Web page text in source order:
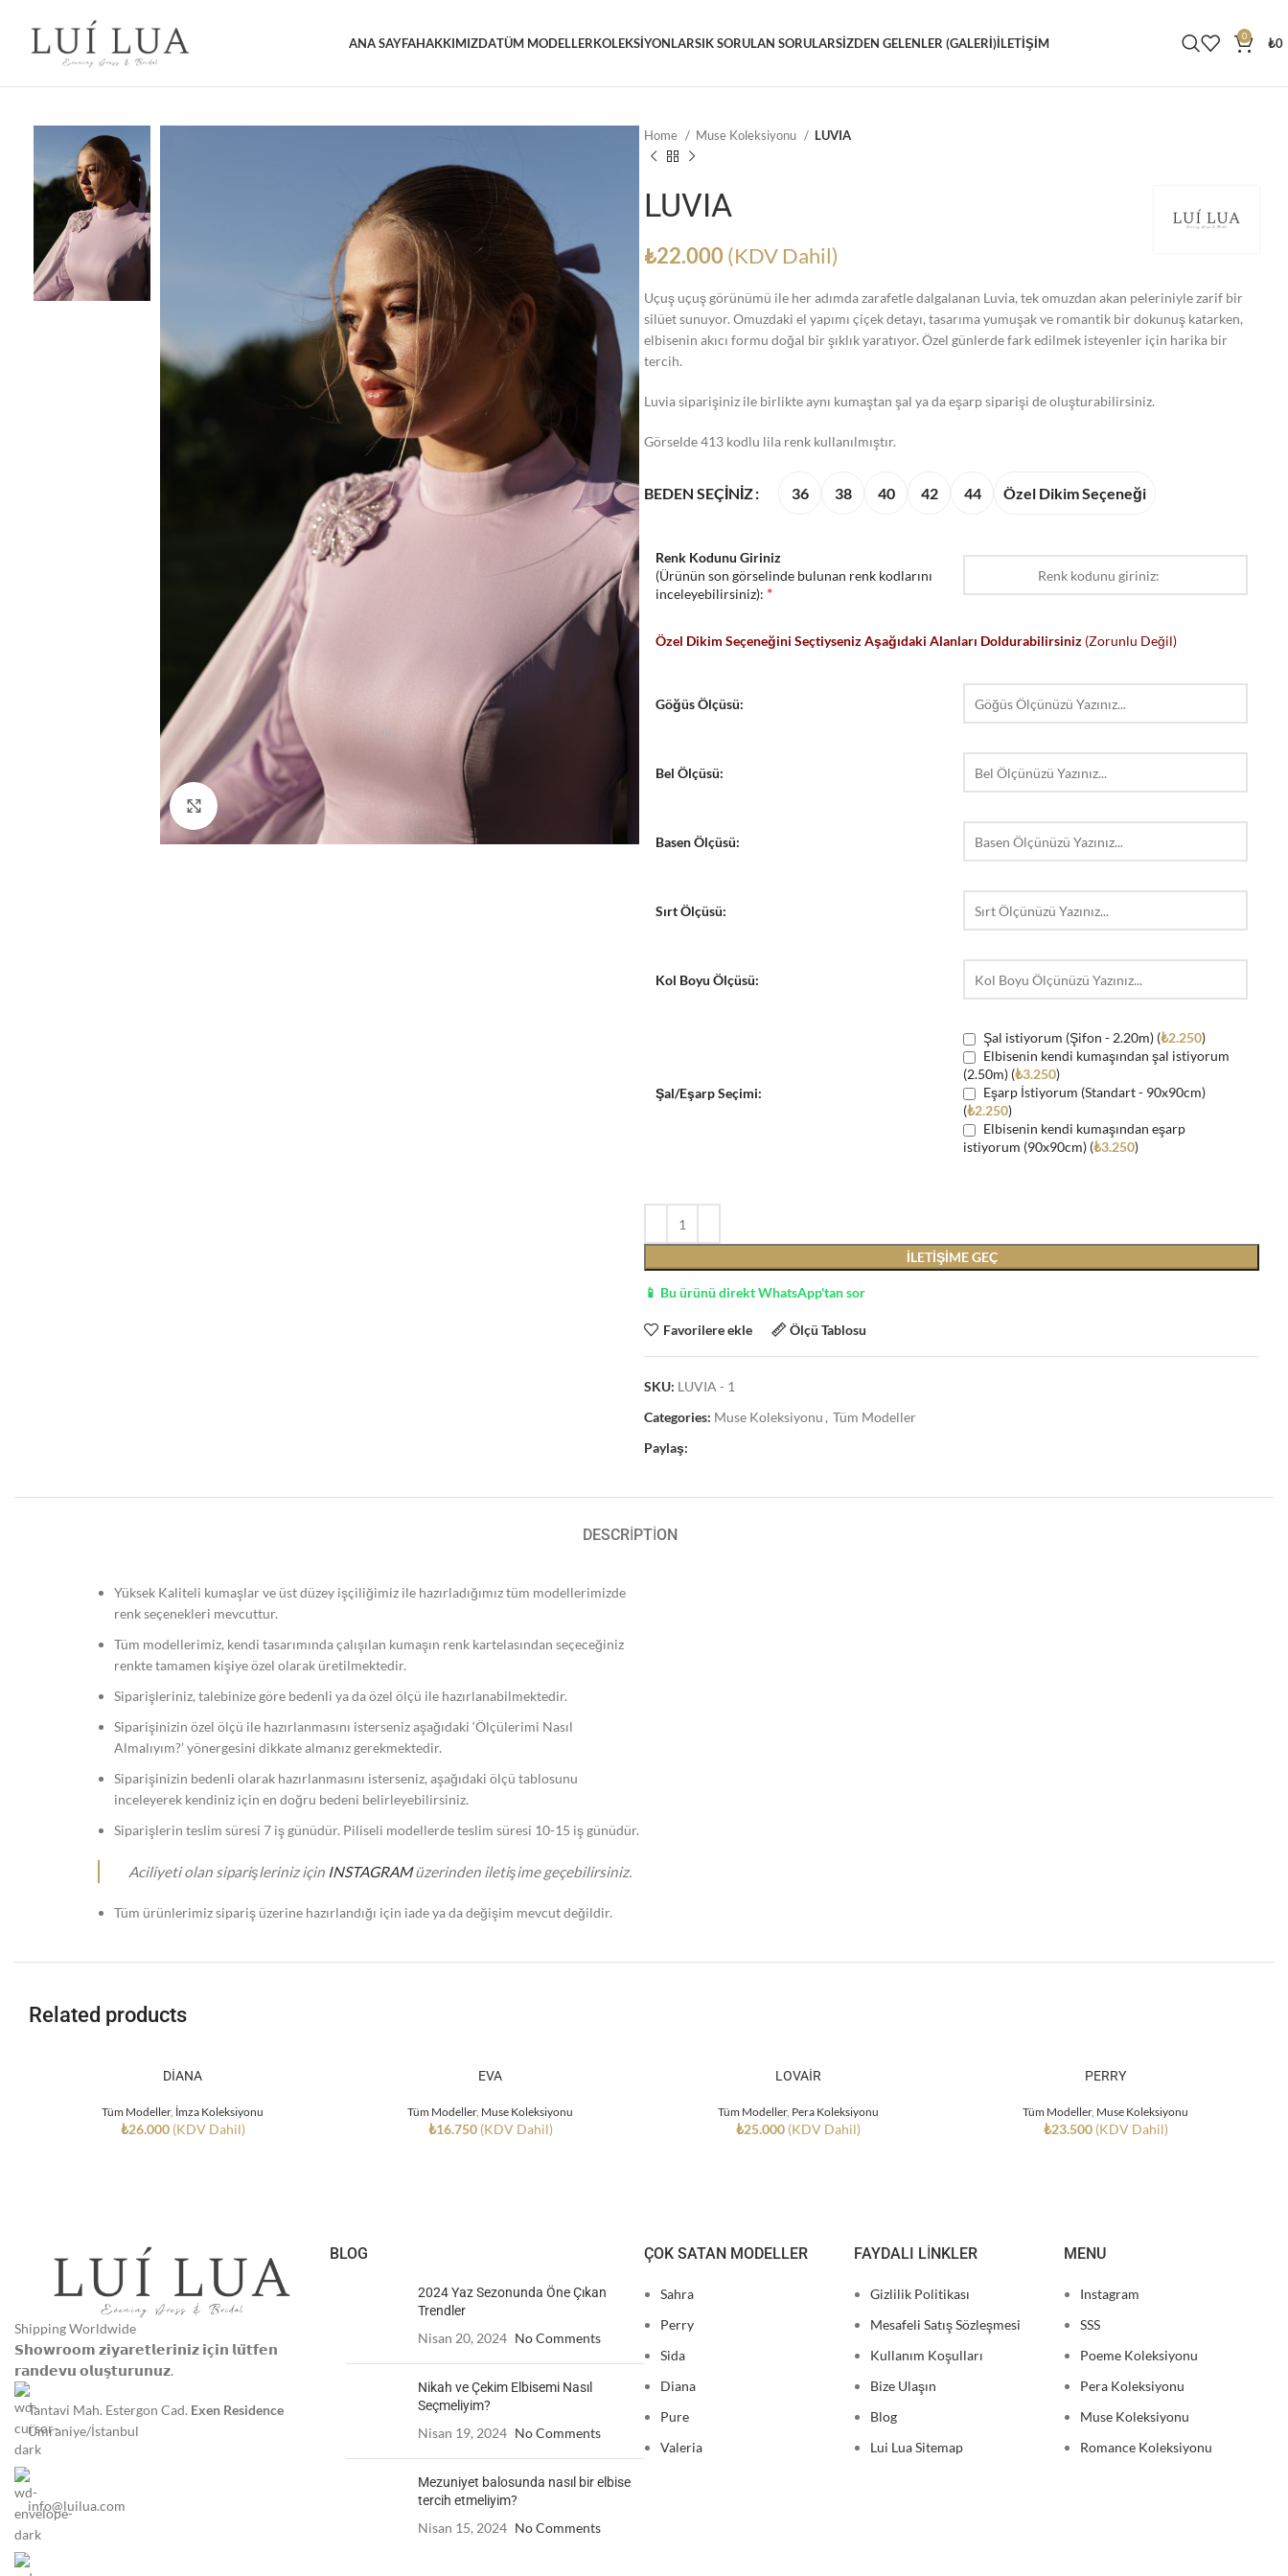
ANA SAYFAHAKKIMIZDATÜM MODELLERKOLEKSIYONLARSIK SORULAN SORULARSIZDEN GELENLER (GALERI)İLETIŞIM 0 ₺0
Resmi Büyüt
Home Muse Koleksiyonu LUVIA
LUVIA
₺22.000(KDV Dahil)
Uçuş uçuş görünümü ile her adımda zarafetle dalgalanan Luvia, tek omuzdan akan peleriniyle zarif bir
silüet sunuyor. Omuzdaki el yapımı çiçek detayı, tasarıma yumuşak ve romantik bir dokunuş katarken,
elbisenin akıcı formu doğal bir şıklık yaratıyor. Özel günlerde fark edilmek isteyenler için harika bir
tercih.
Luvia siparişiniz ile birlikte aynı kumaştan şal ya da eşarp siparişi de oluşturabilirsiniz.
Görselde 413 kodlu lila renk kullanılmıştır.
BEDEN SEÇINIZ 36 38 40 42 44 Özel Dikim Seçeneği
Renk Kodunu Giriniz
(Ürünün son görselinde bulunan renk kodlarını
inceleyebilirsiniz): *
Özel Dikim Seçeneğini Seçtiyseniz Aşağıdaki Alanları Doldurabilirsiniz (Zorunlu Değil)
Göğüs Ölçüsü:
Bel Ölçüsü:
Basen Ölçüsü:
Sırt Ölçüsü:
Kol Boyu Ölçüsü:
Şal/Eşarp Seçimi:
Şal istiyorum (Şifon - 2.20m) (₺2.250)
Elbisenin kendi kumaşından şal istiyorum
(2.50m) (₺3.250)
Eşarp İstiyorum (Standart - 90x90cm)
(₺2.250)
Elbisenin kendi kumaşından eşarp
istiyorum (90x90cm) (₺3.250)
İLETIŞIME GEÇ
📱 Bu ürünü direkt WhatsApp'tan sor
Favorilere ekle Ölçü Tablosu
SKU: LUVIA - 1
Categories: Muse Koleksiyonu , Tüm Modeller
Paylaş:
DESCRIPTION
Yüksek Kaliteli kumaşlar ve üst düzey işçiliğimiz ile hazırladığımız tüm modellerimizde
renk seçenekleri mevcuttur.
Tüm modellerimiz, kendi tasarımında çalışılan kumaşın renk kartelasından seçeceğiniz
renkte tamamen kişiye özel olarak üretilmektedir.
Siparişleriniz, talebinize göre bedenli ya da özel ölçü ile hazırlanabilmektedir.
Siparişinizin özel ölçü ile hazırlanmasını isterseniz aşağıdaki ‘Ölçülerimi Nasıl
Almalıyım?’ yönergesini dikkate almanız gerekmektedir.
Siparişinizin bedenli olarak hazırlanmasını isterseniz, aşağıdaki ölçü tablosunu
inceleyerek kendiniz için en doğru bedeni belirleyebilirsiniz.
Siparişlerin teslim süresi 7 iş günüdür. Piliseli modellerde teslim süresi 10-15 iş günüdür.
Aciliyeti olan siparişleriniz için INSTAGRAMüzerinden iletişime geçebilirsiniz.
Tüm ürünlerimiz sipariş üzerine hazırlandığı için iade ya da değişim mevcut değildir.
Related products
DİANA
Tüm Modeller, İmza Koleksiyonu
₺26.000 (KDV Dahil)
EVA
Tüm Modeller, Muse Koleksiyonu
₺16.750 (KDV Dahil)
LOVAİR
Tüm Modeller, Pera Koleksiyonu
₺25.000 (KDV Dahil)
PERRY
Tüm Modeller, Muse Koleksiyonu
₺23.500 (KDV Dahil)
Shipping Worldwide
𝗦𝗵𝗼𝘄𝗿𝗼𝗼𝗺 𝘇𝗶𝘆𝗮𝗿𝗲𝘁𝗹𝗲𝗿𝗶𝗻𝗶𝘇 𝗶𝗰̧𝗶𝗻 𝗹𝘂̈𝘁𝗳𝗲𝗻
𝗿𝗮𝗻𝗱𝗲𝘃𝘂 𝗼𝗹𝘂𝘀̧𝘁𝘂𝗿𝘂𝗻𝘂𝘇.
Tantavi Mah. Estergon Cad. Exen Residence
Ümraniye/İstanbul
info@luilua.com
BLOG
2024 Yaz Sezonunda Öne Çıkan
Trendler
Nisan 20, 2024 No Comments
Nikah ve Çekim Elbisemi Nasıl
Seçmeliyim?
Nisan 19, 2024 No Comments
Mezuniyet balosunda nasıl bir elbise
tercih etmeliyim?
Nisan 15, 2024 No Comments
ÇOK SATAN MODELLER
Sahra
Perry
Sida
Diana
Pure
Valeria
FAYDALI LINKLER
Gizlilik Politikası
Mesafeli Satış Sözleşmesi
Kullanım Koşulları
Bize Ulaşın
Blog
Lui Lua Sitemap
MENU
Instagram
SSS
Poeme Koleksiyonu
Pera Koleksiyonu
Muse Koleksiyonu
Romance Koleksiyonu